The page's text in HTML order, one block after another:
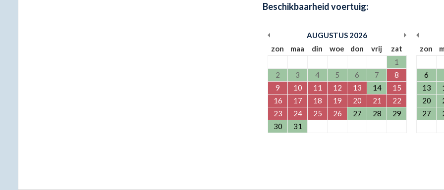
Beschikbaarheid voertuig:
AUGUSTUS 2026
zon
maa din woe don vrij
zat
1
2
3 4 5 6 7
8
9
10 11 12 13 14
15
16
17 18 19 20 21
22
23
24 25 26 27 28
29
30
31
zon
6
13
20
27